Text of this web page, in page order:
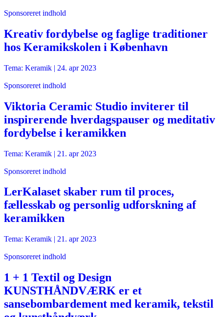
Sponsoreret indhold
Kreativ fordybelse og faglige traditioner
hos Keramikskolen i København
Tema: Keramik | 24. apr 2023
Sponsoreret indhold
Viktoria Ceramic Studio inviterer til
inspirerende hverdagspauser og meditativ
fordybelse i keramikken
Tema: Keramik | 21. apr 2023
Sponsoreret indhold
LerKalaset skaber rum til proces,
fællesskab og personlig udforskning af
keramikken
Tema: Keramik | 21. apr 2023
Sponsoreret indhold
1 + 1 Textil og Design
KUNSTHÅNDVÆRK er et
sansebombardement med keramik, tekstil